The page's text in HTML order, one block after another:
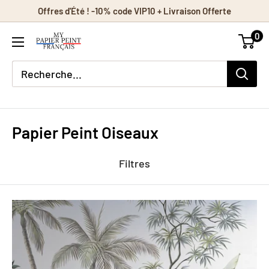
contenu
Offres d'Été ! -10% code VIP10 + Livraison Offerte
0
Papier Peint Oiseaux
Filtres